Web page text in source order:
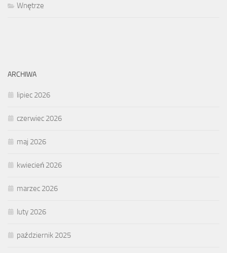
Wnętrze
ARCHIWA
lipiec 2026
czerwiec 2026
maj 2026
kwiecień 2026
marzec 2026
luty 2026
październik 2025